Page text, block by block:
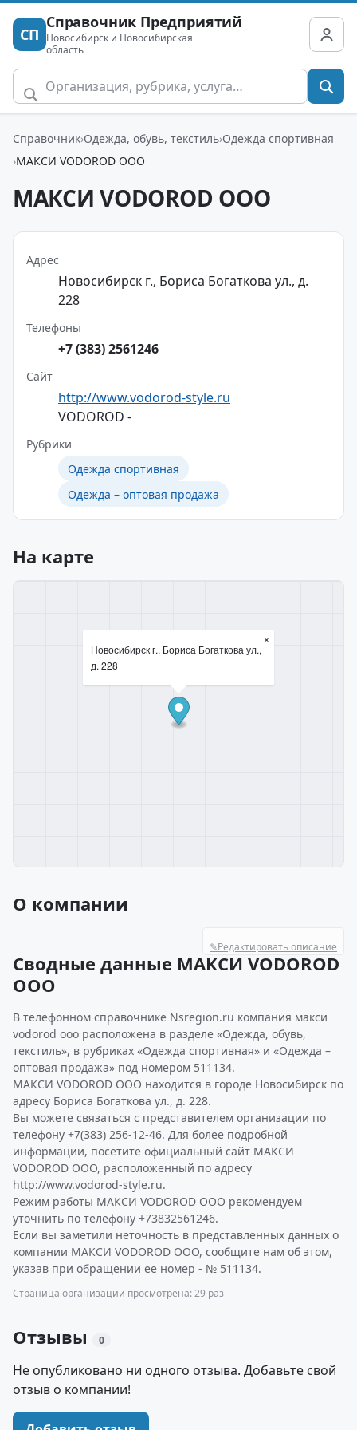
СП
Справочник Предприятий
Новосибирск и Новосибирская
область
Справочник Одежда, обувь, текстиль Одежда спортивная
МАКСИ VODOROD ООО
МАКСИ VODOROD ООО
Адрес
Новосибирск г., Бориса Богаткова ул., д.
228
Телефоны
+7 (383) 2561246
Сайт
http://www.vodorod-style.ru
VODOROD -
Рубрики
Одежда спортивная
Одежда – оптовая продажа
На карте
Новосибирск г., Бориса Богаткова ул.,
д. 228
×
О компании
✎Редактировать описание
Сводные данные МАКСИ VODOROD
ООО
В телефонном справочнике Nsregion.ru компания макси
vodorod ооо расположена в разделе «Одежда, обувь,
текстиль», в рубриках «Одежда спортивная» и «Одежда –
оптовая продажа» под номером 511134.
МАКСИ VODOROD ООО находится в городе Новосибирск по
адресу Бориса Богаткова ул., д. 228.
Вы можете связаться с представителем организации по
телефону +7(383) 256-12-46. Для более подробной
информации, посетите официальный сайт МАКСИ
VODOROD ООО, расположенный по адресу
http://www.vodorod-style.ru.
Режим работы МАКСИ VODOROD ООО рекомендуем
уточнить по телефону +73832561246.
Если вы заметили неточность в представленных данных о
компании МАКСИ VODOROD ООО, сообщите нам об этом,
указав при обращении ее номер - № 511134.
Страница организации просмотрена: 29 раз
Отзывы 0
Не опубликовано ни одного отзыва. Добавьте свой
отзыв о компании!